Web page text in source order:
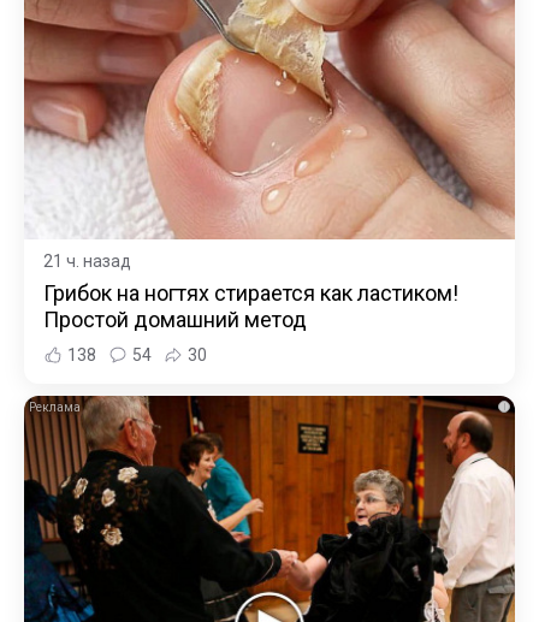
21 ч. назад
Грибок на ногтях стирается как ластиком!
Простой домашний метод
138 54 30
i